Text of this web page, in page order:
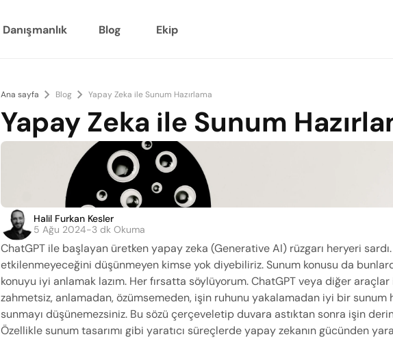
Danışmanlık Blog Ekip
Ana sayfa Blog Yapay Zeka ile Sunum Hazırlama
Yapay Zeka ile Sunum
Halil Furkan Kesler
5 Ağu 2024-3 dk Okuma
ChatGPT ile başlayan üretken yapay zeka (Generative AI) rüzgarı heryeri
etkilenmeyeceğini düşünmeyen kimse yok diyebiliriz. Sunum konusu da
konuyu iyi anlamak lazım. Her fırsatta söylüyorum. ChatGPT veya diğer
zahmetsiz, anlamadan, özümsemeden, işin ruhunu yakalamadan iyi bir sunum
sunmayı düşünemezsiniz. Bu sözü çerçeveletip duvara astıktan sonra işin
Özellikle sunum tasarımı gibi yaratıcı süreçlerde yapay zekanın gücünden